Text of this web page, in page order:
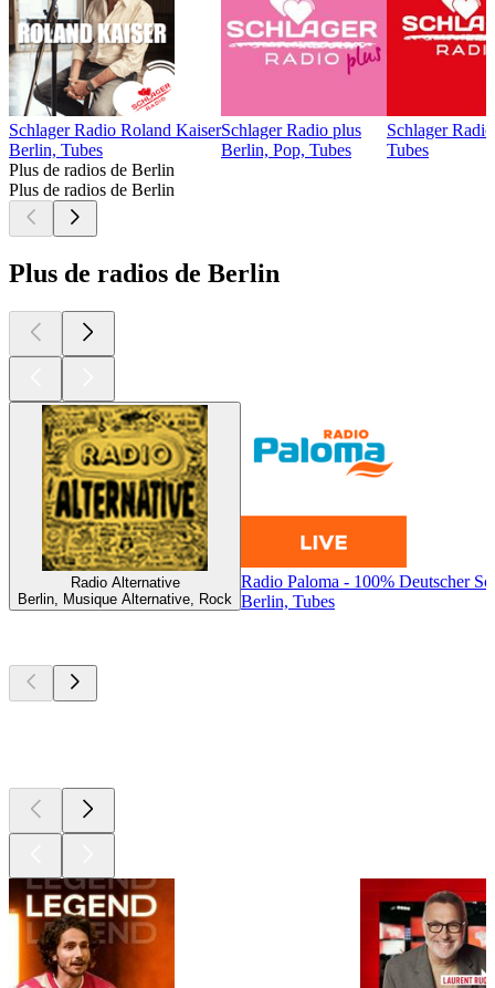
Schlager Radio Roland Kaiser
Berlin, Tubes
Schlager Radio plus
Berlin, Pop, Tubes
Schlager
Tubes
Plus de radios de Berlin
Plus de radios de Berlin
Plus de radios de Berlin
Radio Alternative
Berlin, Musique Alternative, Rock
Radio Paloma - 100% Deutscher
Berlin, Tubes